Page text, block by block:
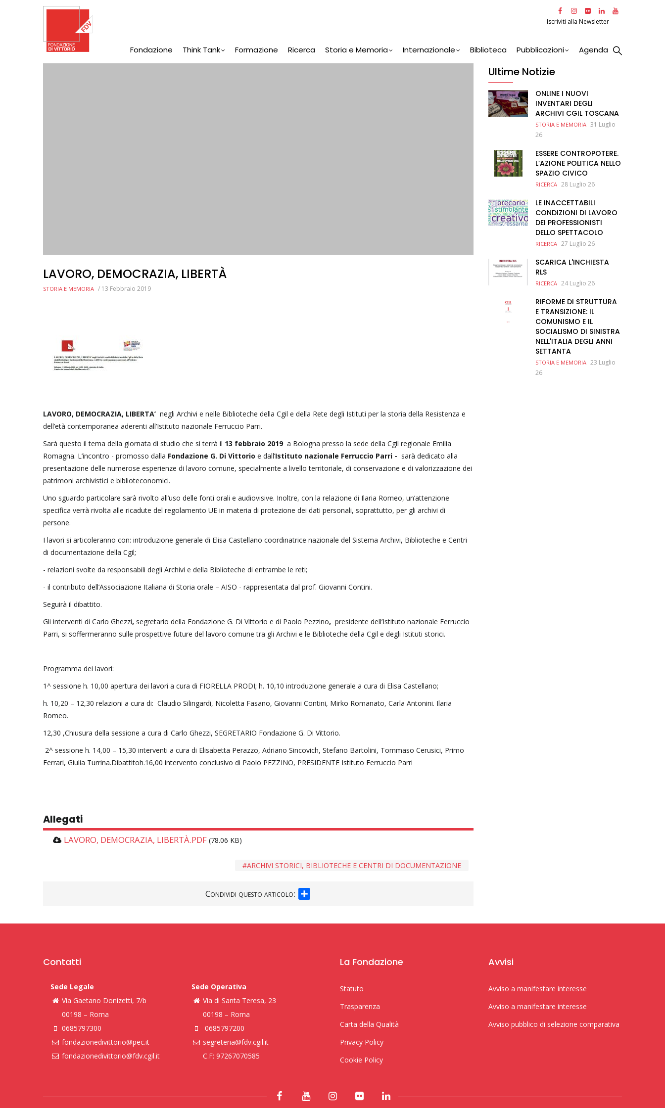
Iscriviti alla Newsletter
Main
Fondazione Think Tank Formazione Ricerca Storia e Memoria Internazionale Biblioteca Pubblicazioni Agenda
LAVORO, DEMOCRAZIA, LIBERTÀ
STORIA E MEMORIA / 13 Febbraio 2019
LAVORO, DEMOCRAZIA, LIBERTA’ negli Archivi e nelle Biblioteche della Cgil e della Rete degli Istituti per la storia della Resistenza e
dell’età contemporanea aderenti all’Istituto nazionale Ferruccio Parri.
Sarà questo il tema della giornata di studio che si terrà il 13 febbraio 2019 a Bologna presso la sede della Cgil regionale Emilia
Romagna. L’incontro - promosso dalla Fondazione G. Di Vittorio e dall’Istituto nazionale Ferruccio Parri - sarà dedicato alla
presentazione delle numerose esperienze di lavoro comune, specialmente a livello territoriale, di conservazione e di valorizzazione dei
patrimoni archivistici e biblioteconomici.
Uno sguardo particolare sarà rivolto all’uso delle fonti orali e audiovisive. Inoltre, con la relazione di Ilaria Romeo, un’attenzione
specifica verrà rivolta alle ricadute del regolamento UE in materia di protezione dei dati personali, soprattutto, per gli archivi di
persone.
I lavori si articoleranno con: introduzione generale di Elisa Castellano coordinatrice nazionale del Sistema Archivi, Biblioteche e Centri
di documentazione della Cgil;
- relazioni svolte da responsabili degli Archivi e della Biblioteche di entrambe le reti;
- il contributo dell’Associazione Italiana di Storia orale – AISO - rappresentata dal prof. Giovanni Contini.
Seguirà il dibattito.
Gli interventi di Carlo Ghezzi, segretario della Fondazione G. Di Vittorio e di Paolo Pezzino, presidente dell’Istituto nazionale Ferruccio
Parri, si soffermeranno sulle prospettive future del lavoro comune tra gli Archivi e le Biblioteche della Cgil e degli Istituti storici.
Programma dei lavori:
1^ sessione h. 10,00 apertura dei lavori a cura di FIORELLA PRODI; h. 10,10 introduzione generale a cura di Elisa Castellano;
h. 10,20 – 12,30 relazioni a cura di: Claudio Silingardi, Nicoletta Fasano, Giovanni Contini, Mirko Romanato, Carla Antonini. Ilaria
Romeo.
12,30 ,Chiusura della sessione a cura di Carlo Ghezzi, SEGRETARIO Fondazione G. Di Vittorio.
2^ sessione h. 14,00 – 15,30 interventi a cura di Elisabetta Perazzo, Adriano Sincovich, Stefano Bartolini, Tommaso Cerusici, Primo
Ferrari, Giulia Turrina.Dibattitoh.16,00 intervento conclusivo di Paolo PEZZINO, PRESIDENTE Istituto Ferruccio Parri
Allegati
LAVORO, DEMOCRAZIA, LIBERTÀ.PDF (78.06 KB)
ARCHIVI STORICI, BIBLIOTECHE E CENTRI DI DOCUMENTAZIONE
Condividi questo articolo:
Ultime Notizie
ONLINE I NUOVI
INVENTARI DEGLI
ARCHIVI CGIL TOSCANA
STORIA E MEMORIA 31 Luglio
26
ESSERE CONTROPOTERE.
L’AZIONE POLITICA NELLO
SPAZIO CIVICO
RICERCA 28 Luglio 26
LE INACCETTABILI
CONDIZIONI DI LAVORO
DEI PROFESSIONISTI
DELLO SPETTACOLO
RICERCA 27 Luglio 26
SCARICA L'INCHIESTA
RLS
RICERCA 24 Luglio 26
RIFORME DI STRUTTURA
E TRANSIZIONE: IL
COMUNISMO E IL
SOCIALISMO DI SINISTRA
NELL'ITALIA DEGLI ANNI
SETTANTA
STORIA E MEMORIA 23 Luglio
26
Contatti
Sede Legale
Via Gaetano Donizetti, 7/b
00198 – Roma
0685797300
fondazionedivittorio@pec.it
fondazionedivittorio@fdv.cgil.it
Sede Operativa
Via di Santa Teresa, 23
00198 – Roma
0685797200
segreteria@fdv.cgil.it
C.F: 97267070585
La Fondazione
Statuto
Trasparenza
Carta della Qualità
Privacy Policy
Cookie Policy
Avvisi
Avviso a manifestare interesse
Avviso a manifestare interesse
Avviso pubblico di selezione comparativa